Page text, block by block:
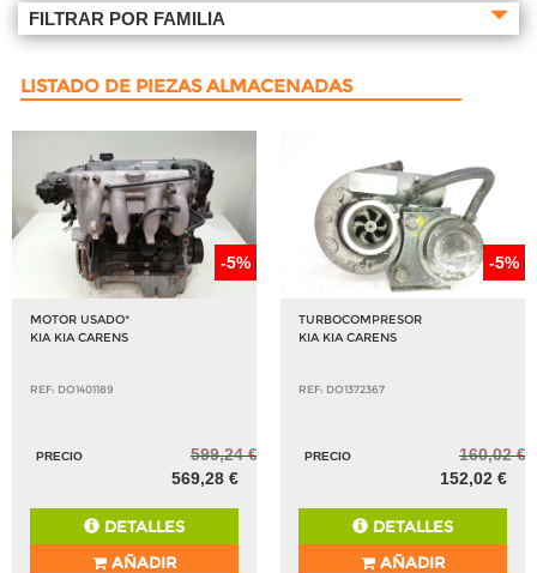
FILTRAR POR FAMILIA
LISTADO DE PIEZAS ALMACENADAS
-5%
MOTOR USADO*
KIA KIA CARENS
REF: DO1401189
PRECIO
599,24 €
569,28 €
DETALLES
AÑADIR
-5%
TURBOCOMPRESOR
KIA KIA CARENS
REF: DO1372367
PRECIO
160,02 €
152,02 €
DETALLES
AÑADIR